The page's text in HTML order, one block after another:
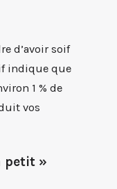
d’avoir soif
indique que
1 % de
vos
petit »